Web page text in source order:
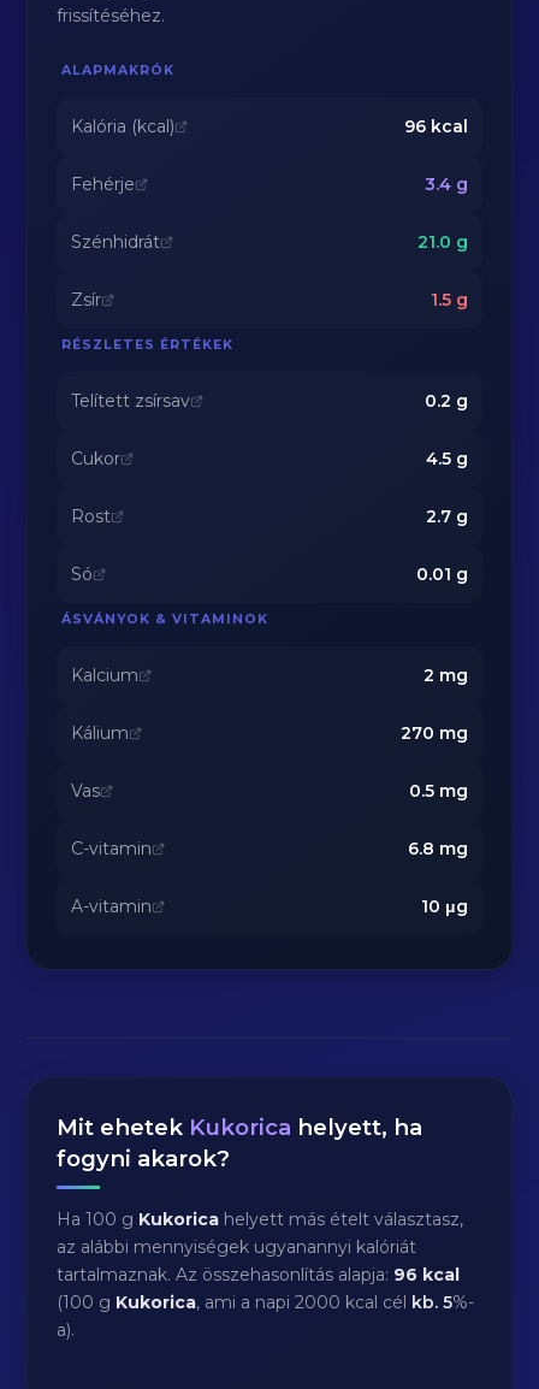
frissítéséhez.
ALAPMAKRÓK
Kalória (kcal) 96kcal
Fehérje 3.4g
Szénhidrát 21.0 g
Zsír 1.5g
RÉSZLETES ÉRTÉKEK
Telített zsírsav 0.2 g
Cukor 4.5g
Rost 2.7g
Só 0.01 g
ÁSVÁNYOK & VITAMINOK
Kalcium 2 mg
Kálium 270 mg
Vas 0.5mg
C-vitamin 6.8 mg
A-vitamin 10 μg
Mit ehetek Kukorica helyett, ha
fogyni akarok?
Ha 100 g Kukorica helyett más ételt választasz,
az alábbi mennyiségek ugyanannyi kalóriát
tartalmaznak. Az összehasonlítás alapja: 96 kcal
(100 g Kukorica, ami a napi 2000 kcal cél kb.5%-
a).